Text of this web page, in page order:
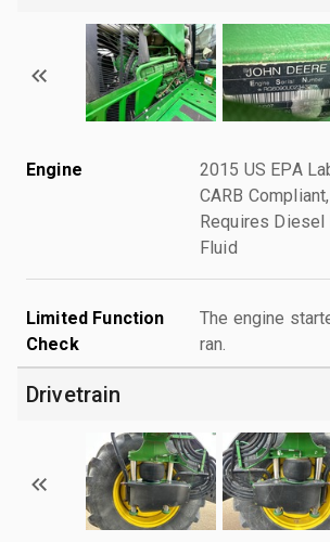
Engine
2015 US EPA
CARB Compliant,
Requires Diesel
Fluid
Limited Function
Check
The engine
ran.
Drivetrain